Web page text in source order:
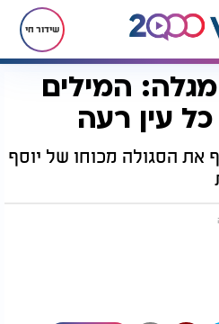
שידור חי
הרב רוזנבלום מגלה: המילים שיכולות לבטל כל עין רעה
המילים
עין רעה
את הסגולה מכוחו של יוסף